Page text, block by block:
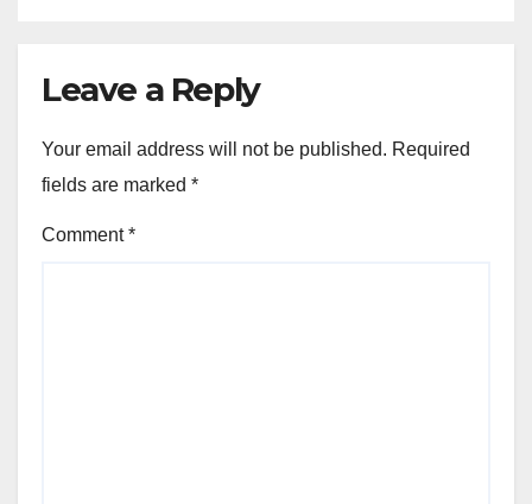
Leave a Reply
Your email address will not be published. Required
fields are marked *
Comment*